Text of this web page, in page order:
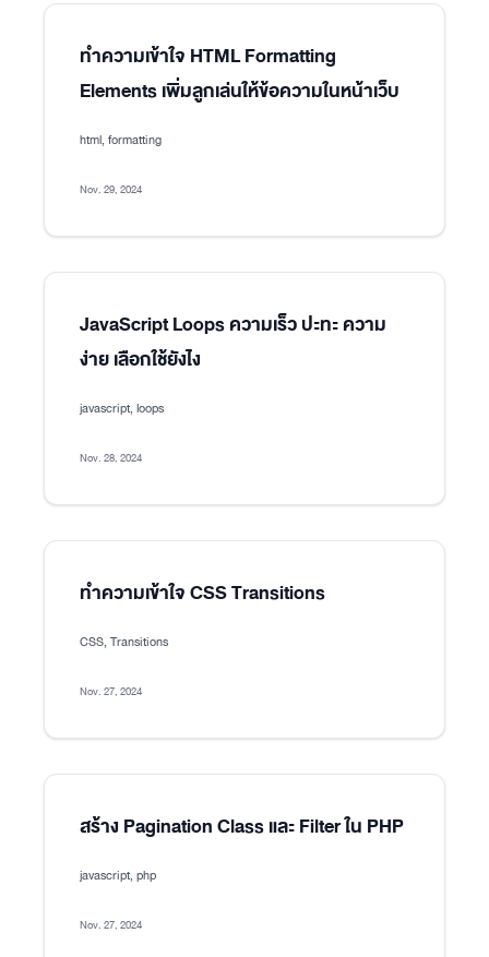
ทำความเข้าใจ HTML Formatting
Elements เพิ่มลูกเล่นให้ข้อความในหน้าเว็บ
html, formatting
Nov. 29, 2024
JavaScript Loops ความเร็ว ปะทะ ความ
ง่าย เลือกใช้ยังไง
javascript, loops
Nov. 28, 2024
ทำความเข้าใจ CSS Transitions
CSS, Transitions
Nov. 27, 2024
สร้าง Pagination Class และ Filter ใน PHP
javascript, php
Nov. 27, 2024